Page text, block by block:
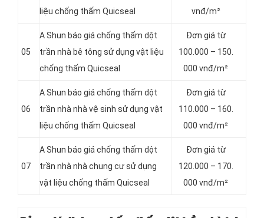
liệu chống thấm Quicseal
vnđ/m²
05
A Shun báo giá chống thấm dột
trần nhà bê tông sử dụng vật liệu
chống thấm Quicseal
Đơn giá từ
100.000 – 150.
000 vnđ/m²
06
A Shun báo giá chống thấm dột
trần nhà nhà vệ sinh sử dụng vật
liệu chống thấm Quicseal
Đơn giá từ
110.000 – 160.
000 vnđ/m²
07
A Shun báo giá chống thấm dột
trần nhà nhà chung cư sử dụng
vật liệu chống thấm Quicseal
Đơn giá từ
120.000 – 170.
000 vnđ/m²